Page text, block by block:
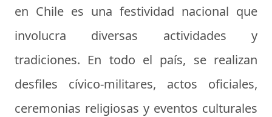
en Chile es una festividad nacional que
involucra diversas actividades y
tradiciones. En todo el país, se realizan
desfiles cívico-militares, actos oficiales,
ceremonias religiosas y eventos culturales